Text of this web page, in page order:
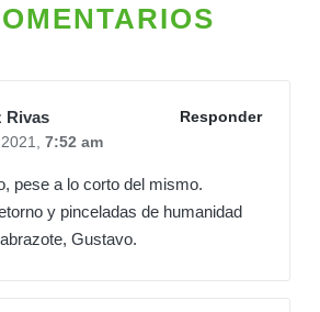
Rivas
Responder
7:52 am
pese a lo corto del mismo.
y pinceladas de humanidad
Gustavo.